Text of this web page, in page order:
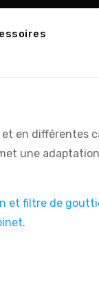
et en différentes
une
et filtre de
.